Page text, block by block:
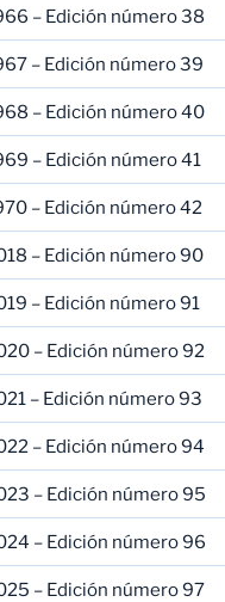
– Edición número 38
– Edición número 39
– Edición número 40
– Edición número 41
– Edición número 42
– Edición número 90
– Edición número 91
– Edición número 92
– Edición número 93
– Edición número 94
– Edición número 95
– Edición número 96
– Edición número 97